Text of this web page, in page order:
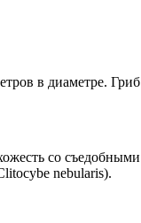
в диаметре.
со
nebularis).